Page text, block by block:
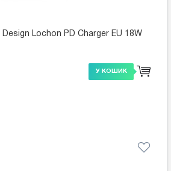
Lochon PD Charger EU 18W
У КОШИК